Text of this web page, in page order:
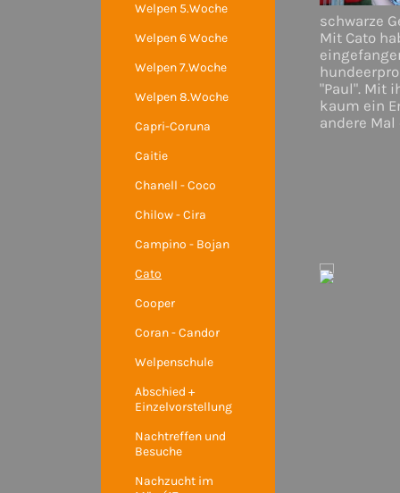
Welpen 5.Woche
Welpen 6 Woche
Welpen 7.Woche
Welpen 8.Woche
Capri-Coruna
Caitie
Chanell - Coco
Chilow - Cira
Campino - Bojan
Cato
Cooper
Coran - Candor
Welpenschule
Abschied +
Einzelvorstellung
Nachtreffen und
Besuche
Nachzucht im
schwarze
Mit Cato
"Paul". Mit
kaum ein
andere